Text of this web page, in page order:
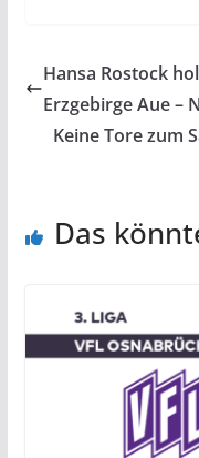
Hansa Rostock
Erzgebirge Aue –
Keine Tore zum
Das